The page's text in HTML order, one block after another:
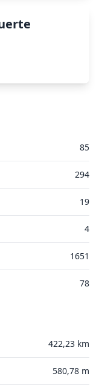
85
294
19
4
1651
78
422,23 km
580,78 m